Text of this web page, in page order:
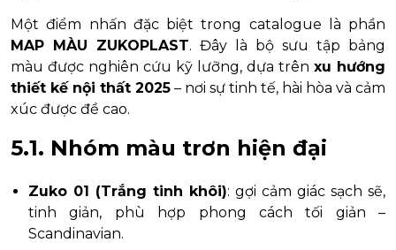
Một điểm nhấn đặc biệt trong catalogue là phần
MAP MÀU ZUKOPLAST. Đây là bộ sưu tập bảng
màu được nghiên cứu kỹ lưỡng, dựa trên xu hướng
thiết kế nội thất 2025 – nơi sự tinh tế, hài hòa và cảm
xúc được đề cao.
5.1. Nhóm màu trơn hiện đại
Zuko 01 (Trắng tinh khôi): gợi cảm giác sạch sẽ,
tinh giản, phù hợp phong cách tối giản –
Scandinavian.